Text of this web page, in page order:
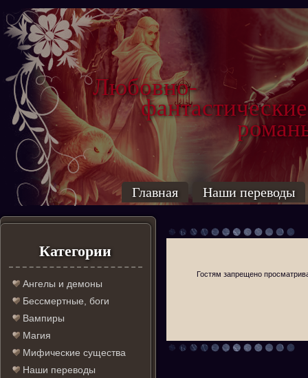
Любовно-
фантастические
Главная Наши переводы
Категории
Ангелы и демоны
Бессмертные, боги
Вампиры
Магия
Мифические существа
Наши переводы
Гостям запрещено